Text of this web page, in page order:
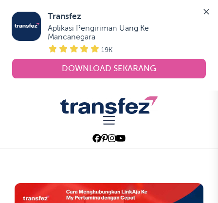
Transfez
Aplikasi Pengiriman Uang Ke
Mancanegara
19K
DOWNLOAD SEKARANG
Transfez